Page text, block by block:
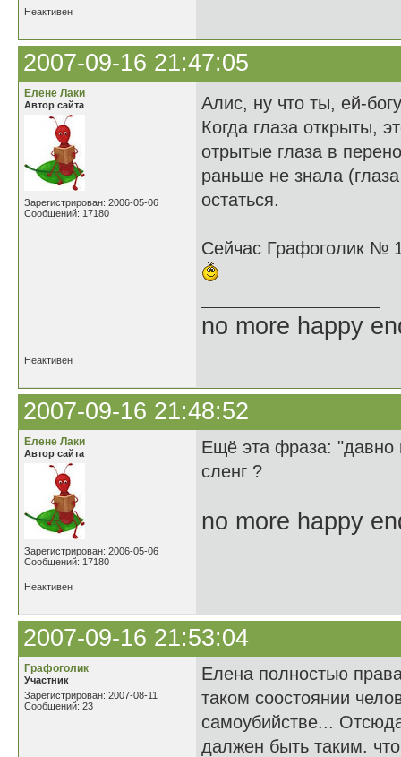
Неактивен
2007-09-16 21:47:05
Елене Лаки
Автор сайта
Зарегистрирован: 2006-05-06
Сообщений: 17180
Алис, ну что ты, ей-
Когда глаза открыты,
отрытые глаза в
раньше не знала
остаться.
Сейчас Графоголик №
no more happy
Неактивен
2007-09-16 21:48:52
Елене Лаки
Автор сайта
Зарегистрирован: 2006-05-06
Сообщений: 17180
Ещё эта фраза: "давно
сленг ?
no more happy
Неактивен
2007-09-16 21:53:04
Графоголик
Участник
Зарегистрирован: 2007-08-11
Сообщений: 23
Елена полностью
таком соостоянии
самоубийстве...
далжен быть таким.